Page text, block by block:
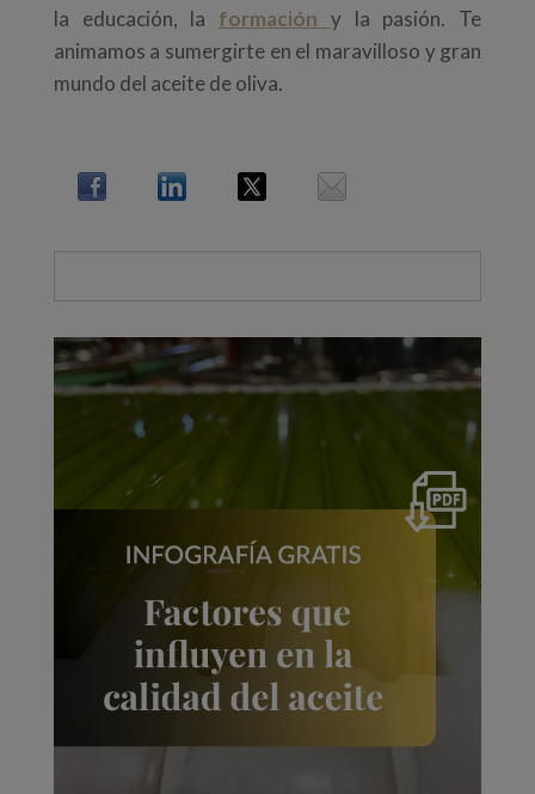
la educación, la formación y la pasión. Te
animamos a sumergirte en el maravilloso y gran
mundo del aceite de oliva.